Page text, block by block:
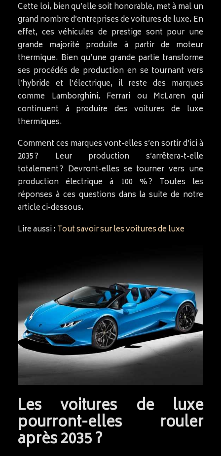
Cette loi, bien qu’elle soit honorable, met à mal un
grand nombre d’entreprises de voitures de luxe. En
effet, ces véhicules de prestige sont pour une
grande majorité produite à partir de moteur
thermique. Bien qu’une grande partie transforme
ses procédés de production en se tournant vers
l’hybride et l’électrique, il reste des marques
comme Lamborghini, Ferrari ou McLaren qui
continuent à produire des voitures de luxe
thermiques.
Comment ces marques vont-elles s’en sortir d’ici à
2035 ? Leur production s’arrêtera-t-elle
totalement ? Devront-elles se tourner vers une
production électrique à 100 % ? Toutes les
réponses à ces questions dans la suite de notre
article ci-dessous.
Lire aussi :Tout savoir sur les voitures de luxe
Les voitures de luxe
pourront-elles rouler
après 2035 ?